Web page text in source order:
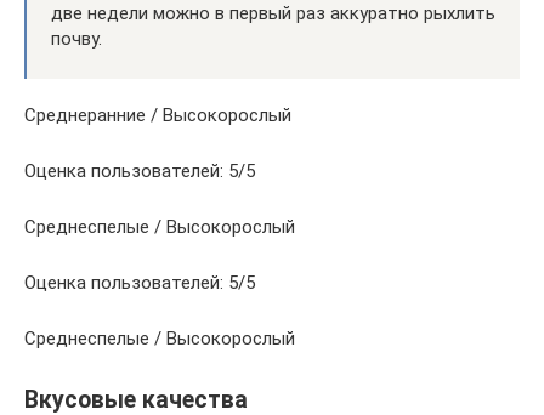
две недели можно в первый раз аккуратно рыхлить
почву.
Среднеранние / Высокорослый
Оценка пользователей: 5/5
Среднеспелые / Высокорослый
Оценка пользователей: 5/5
Среднеспелые / Высокорослый
Вкусовые качества